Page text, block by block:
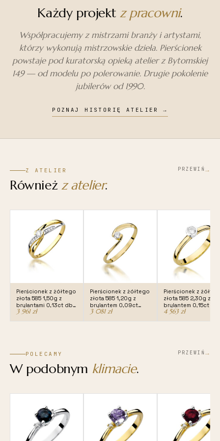
Każdy projekt z pracowni.
Współpracujemy z mistrzami branży i artystami,
którzy wykonują mistrzowskie dzieła. Pierścionek
powstaje pod kuratorską opieką atelier z Bytomskiej
149 — od modelu po polerowanie. Drugie pokolenie
jubilerów od 1990.
POZNAJ HISTORIĘ ATELIER→
Z ATELIER
Również z atelier.
PRZEWIŃ →
Pierścionek z żółtego
złota 585 1,50g z
brylantami 0,13ct dbj-
415
3 961zł
Pierścionek z żółtego
złota 585 1,20g z
brylantem 0,09ct
dbj-366
3 081zł
Pierścionek z
złota 585 2,30g z
brylantem 0,15ct
337
4 563 zł
POLECAMY
W podobnym klimacie.
PRZEWIŃ →